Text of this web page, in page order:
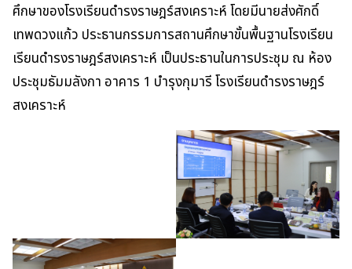
ศึกษาของโรงเรียนดำรงราษฎร์สงเคราะห์ โดยมีนายส่งศักดิ์
เทพดวงแก้ว ประธานกรรมการสถานศึกษาขั้นพื้นฐานโรงเรียน
เรียนดำรงราษฎร์สงเคราะห์ เป็นประธานในการประชุม ณ ห้อง
ประชุมธัมมลังกา อาคาร 1 บำรุงกุมารี โรงเรียนดำรงราษฎร์
สงเคราะห์